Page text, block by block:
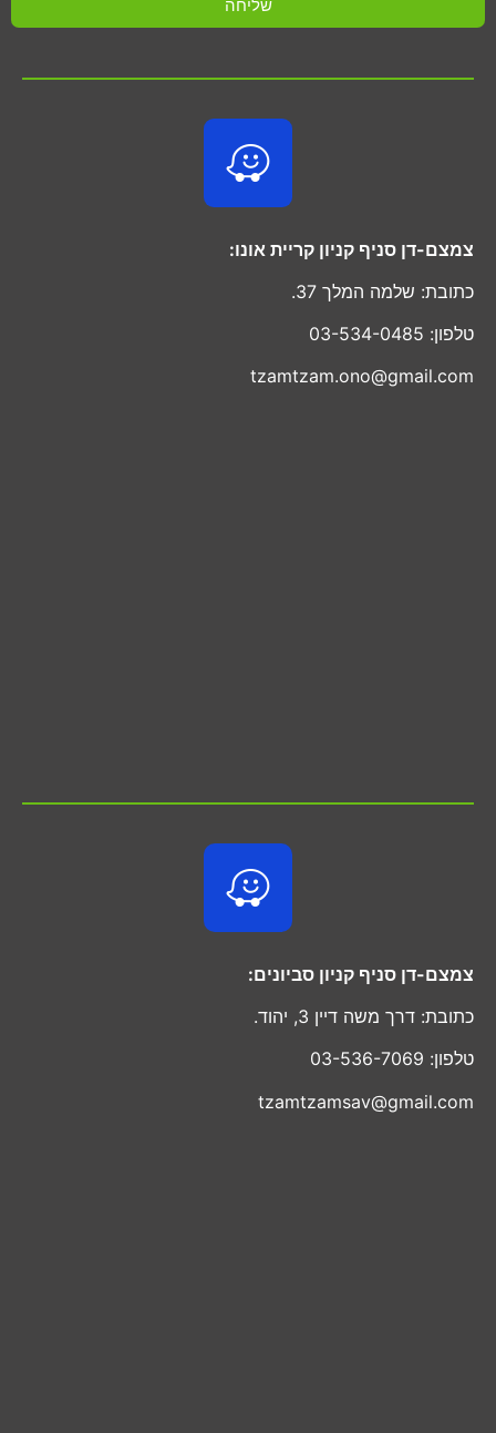
שליחה
צמצם-דן סניף קניון קריית אונו:
כתובת: שלמה המלך 37.
טלפון: 03-534-0485
tzamtzam.ono@gmail.com
צמצם-דן סניף קניון סביונים:
כתובת: דרך משה דיין 3, יהוד.
טלפון: 03-536-7069
tzamtzamsav@gmail.com